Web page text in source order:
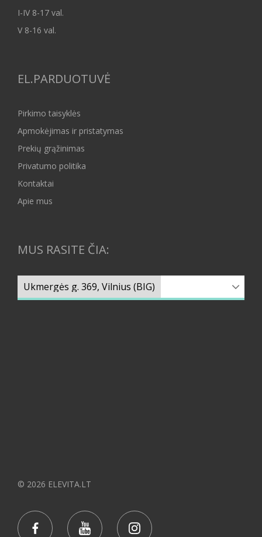
I-IV 8-17 val.
V 8-16 val.
EL.PARDUOTUVĖ
Pirkimo taisyklės
Apmokėjimas ir pristatymas
Prekių grąžinimas
Privatumo politika
Kontaktai
Apie mus
MUS RASITE ČIA:
© 2026 ELEVITA.LT